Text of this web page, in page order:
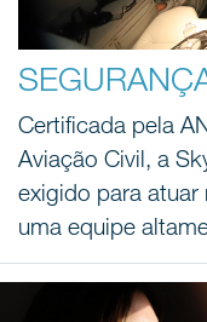
Certificada pela
Aviação Civil, a
exigido para
uma equipe